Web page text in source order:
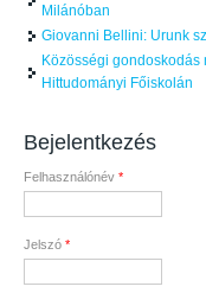
Milánóban
Giovanni Bellini: Urunk
Közösségi
Hittudományi Főiskolán
Bejelentkezés
Felhasználónév *
Jelszó *